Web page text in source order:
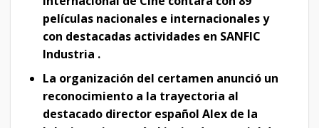
películas nacionales e internacionales y
con destacadas actividades en SANFIC
Industria .
La organización del certamen anunció un
reconocimiento a la trayectoria al
destacado director español Alex de la